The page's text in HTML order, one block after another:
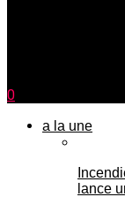
0
a la une
lance